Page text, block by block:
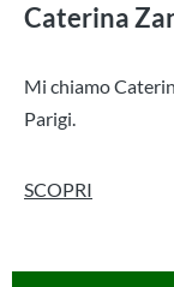
Caterina
Mi chiamo
Parigi.
SCOPRI